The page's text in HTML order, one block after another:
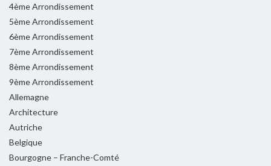
4ème Arrondissement
5ème Arrondissement
6ème Arrondissement
7ème Arrondissement
8ème Arrondissement
9ème Arrondissement
Allemagne
Architecture
Autriche
Belgique
Bourgogne – Franche-Comté